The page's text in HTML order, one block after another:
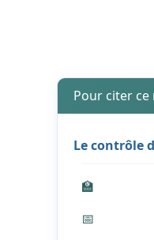
Pour citer ce
Le contrôle
🏫
📅